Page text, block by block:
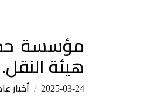
مؤسسة
هيئة النقل.
2025-03-24 أخبار